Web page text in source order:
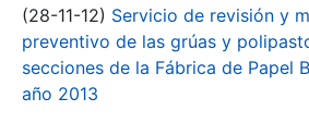
(28-11-12) Servicio de revisión y
preventivo de las grúas y
secciones de la Fábrica de Papel
año 2013